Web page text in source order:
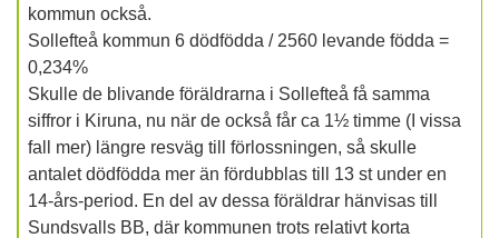
kommun också.
Sollefteå kommun 6 dödfödda / 2560 levande födda =
0,234%
Skulle de blivande föräldrarna i Sollefteå få samma
siffror i Kiruna, nu när de också får ca 1½ timme (I vissa
fall mer) längre resväg till förlossningen, så skulle
antalet dödfödda mer än fördubblas till 13 st under en
14-års-period. En del av dessa föräldrar hänvisas till
Sundsvalls BB, där kommunen trots relativt korta